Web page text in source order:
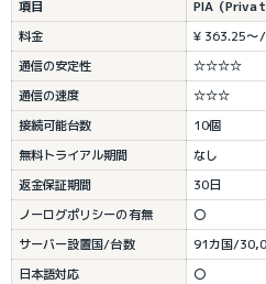
項目
PIA（
料金
¥ 363.25～
通信の安定性
☆☆☆☆
通信の速度
☆☆☆
接続可能台数
10個
無料トライアル期間
なし
返金保証期間
30日
ノーログポリシーの有無
〇
サーバー設置国/台数
91カ国/
日本語対応
〇